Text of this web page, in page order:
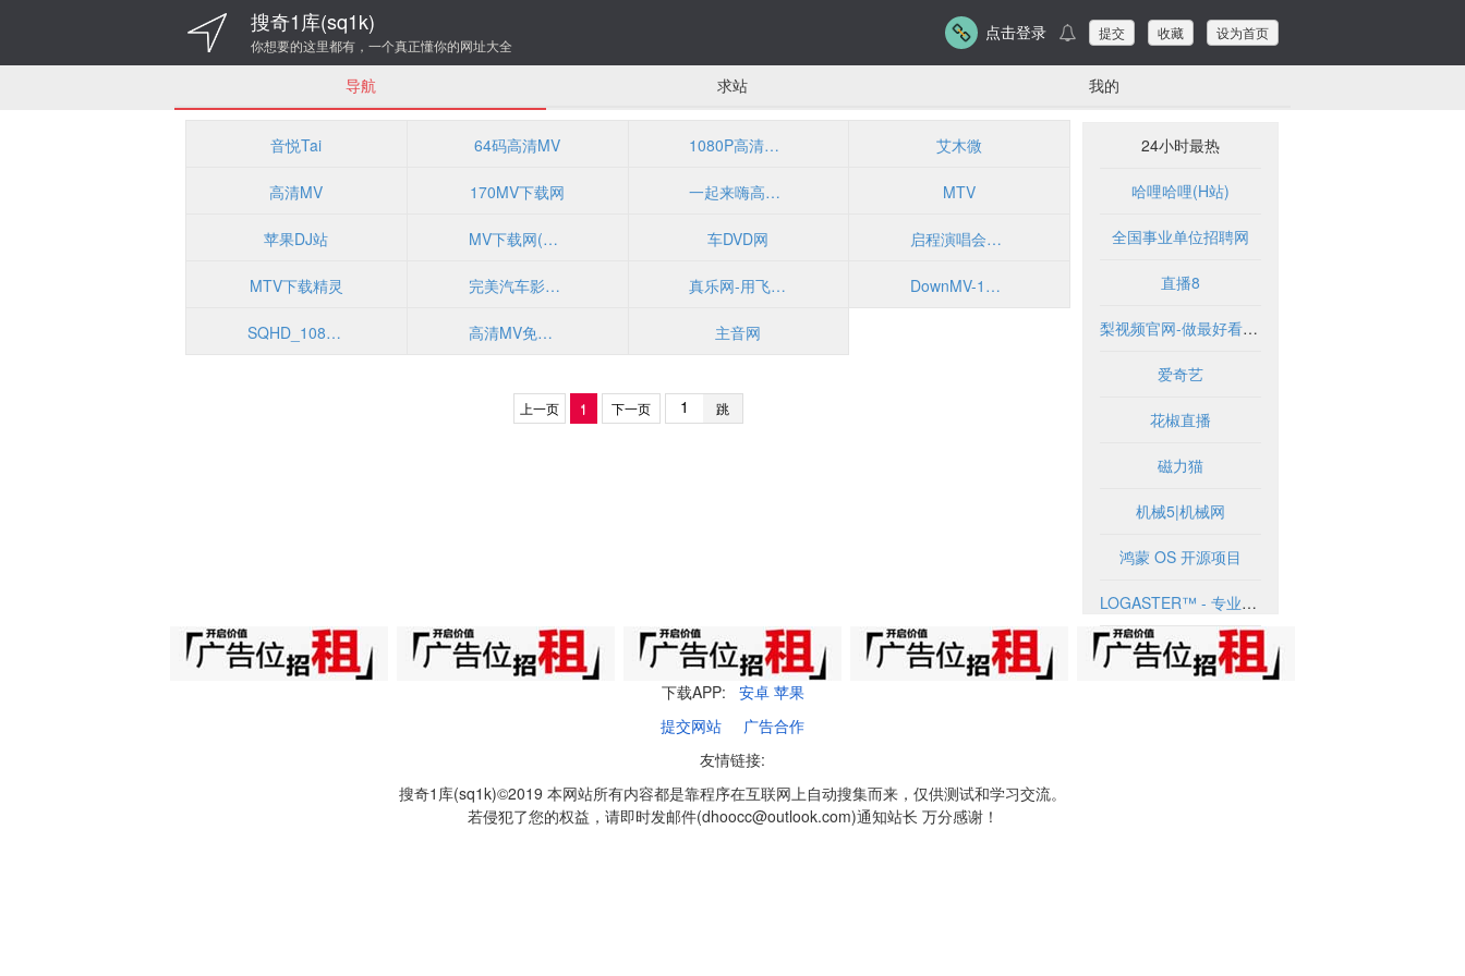
搜奇1库(sq1k)
你想要的这里都有，一个真正懂你的网址大全
点击登录 提交 收藏 设为首页
导航 求站 我的
音悦Tai 64码高清MV 1080P高清MV名网 艾木微
高清MV 170MV下载网 一起来嗨高清MV网 MTV
苹果DJ站 MV下载网(www.83mv.com) 车DVD网 启程演唱会下载
MTV下载精灵 完美汽车影音网 真乐网-用飞一般的速度感受高清MV DownMV-1080P高清MV下载,高品质音乐MV分享社区
SQHD_1080p高清MV下载_车载MV歌曲免费下载_高清MV免费下载网站 高清MV免费下载 主音网
上一页 1 下一页 跳
24小时最热
哈哩哈哩(H站)
全国事业单位招聘网
直播8
梨视频官网-做最好看的资讯短视频-Pear Video
爱奇艺
花椒直播
磁力猫
机械5|机械网
鸿蒙 OS 开源项目
LOGASTER™ - 专业的在线logo制作生成器！
下载APP: 安卓 苹果
提交网站
广告合作
友情链接:
搜奇1库(sq1k)©2019 本网站所有内容都是靠程序在互联网上自动搜集而来，仅供测试和学习交流。
若侵犯了您的权益，请即时发邮件(dhoocc@outlook.com)通知站长 万分感谢！